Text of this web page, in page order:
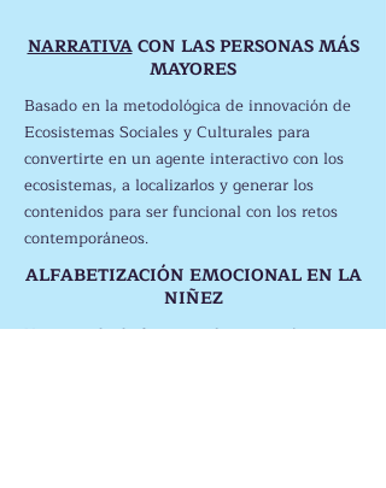
NARRATIVACON LAS PERSONAS MÁS
MAYORES
Basado en la metodológica de innovación de
Ecosistemas Sociales y Culturales para
convertirte en un agente interactivo con los
ecosistemas, a localizarlos y generar los
contenidos para ser funcional con los retos
contemporáneos.
ALFABETIZACIÓN EMOCIONAL EN LA
NIÑEZ
Vas creando de forma paulatina, orgánica y